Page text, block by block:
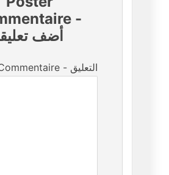
-
أضف
Commentaire - التعليق